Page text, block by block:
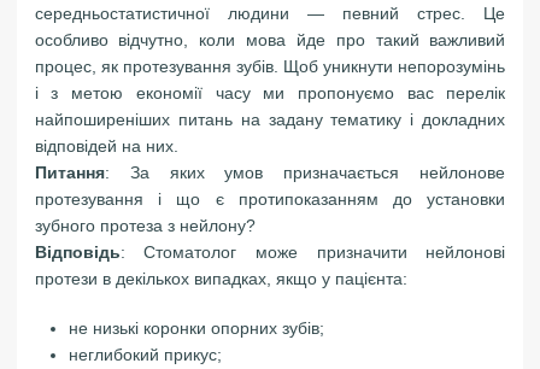
середньостатистичної людини — певний стрес. Це
особливо відчутно, коли мова йде про такий важливий
процес, як протезування зубів. Щоб уникнути непорозумінь
і з метою економії часу ми пропонуємо вас перелік
найпоширеніших питань на задану тематику і докладних
відповідей на них.
Питання: За яких умов призначається нейлонове
протезування і що є протипоказанням до установки
зубного протеза з нейлону?
Відповідь: Стоматолог може призначити нейлонові
протези в декількох випадках, якщо у пацієнта:
не низькі коронки опорних зубів;
неглибокий прикус;